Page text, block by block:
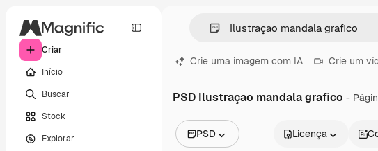
Criar
Início
Buscar
Stock
Explorar
Crie uma imagem com IA Crie um
PSD Ilustraçao mandala grafico -
PSD Licença